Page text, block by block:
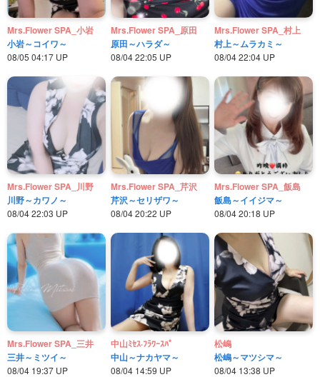
Mrs.Flower SPA_小岩
小岩～コイワ～
08/05 04:17 UP
Mrs.Flower SPA_原田
原田～ハラダ～
08/04 22:05 UP
Mrs.Flower SPA_村上
村上～ムラカミ～
08/04 22:04 UP
Mrs.Flower SPA_川野
川野～カワノ～
08/04 22:03 UP
Mrs.Flower SPA_芹沢
芹沢～セリザワ～
08/04 20:22 UP
Mrs.Flower SPA_飯島
飯島～イイジマ～
08/04 20:18 UP
Mrs.Flower SPA_三井
三井～ミツイ～
08/04 19:37 UP
中山ﾐｾｽ·ﾌﾗﾜｰｽﾊﾟ
中山～ナカヤマ～
08/04 14:59 UP
松嶋
松嶋～マツシマ～
08/04 13:38 UP